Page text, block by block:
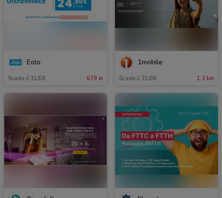
Eolo
Scade il 31/08 679 m
1mobile
Scade il 31/08 1.3 km